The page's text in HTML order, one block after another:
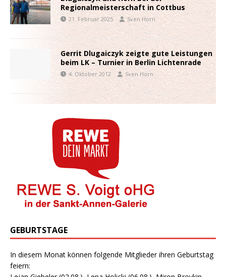
Regionalmeisterschaft in Cottbus
21. Februar 2025 Sven Horn
Gerrit Dlugaiczyk zeigte gute Leistungen
beim LK – Turnier in Berlin Lichtenrade
4. Oktober 2012 Sven Horn
GEBURTSTAGE
In diesem Monat können folgende Mitglieder ihren Geburtstag
feiern: